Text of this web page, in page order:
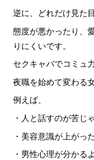
逆に、どれだけ見た
態度が悪かったり、
りにくいです。
セクキャバでコミュ
夜職を始めて変わる
例えば、
・人と話すのが苦じ
・美容意識が上がっ
・男性心理が分かる